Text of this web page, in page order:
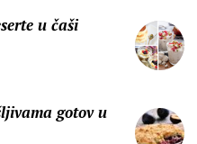
u čaši
gotov u